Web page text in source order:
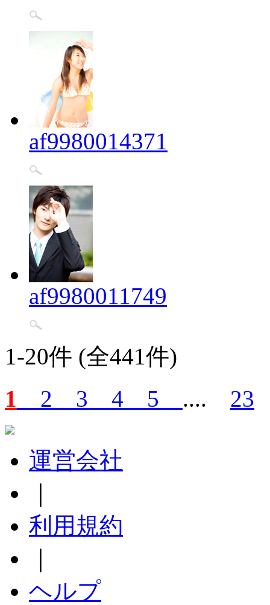
af9980014371
af9980011749
1-20件 (全441件)
1
2 3 4 5 .... 23
運営会社
利用規約
ヘルプ